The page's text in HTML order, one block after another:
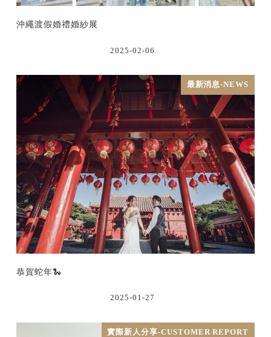
沖繩渡假婚禮婚紗展
2025-02-06
最新消息-NEWS
恭賀蛇年🐍
2025-01-27
實際新人分享-CUSTOMER REPORT